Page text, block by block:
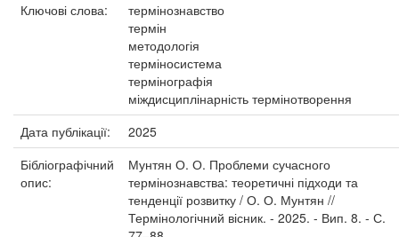
Ключові слова:
термінознавство
термін
методологія
терміносистема
термінографія
міждисциплінарність термінотворення
Дата публікації:
2025
Бібліографічний
опис:
Мунтян О. О. Проблеми сучасного
термінознавства: теоретичні підходи та
тенденції розвитку / О. О. Мунтян //
Термінологічний вісник. - 2025. - Вип. 8. - С.